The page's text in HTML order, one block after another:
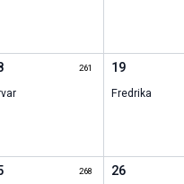
261 19
Fredrika
268 26